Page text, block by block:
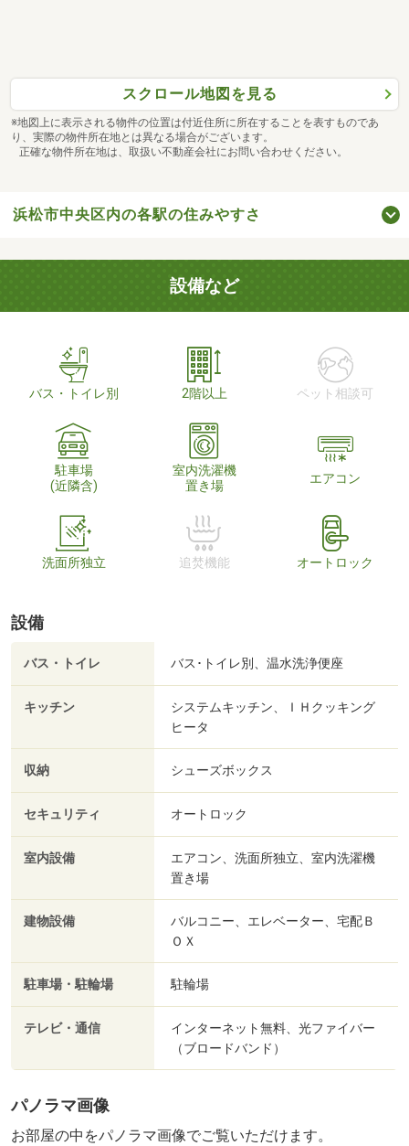
スクロール地図を見る
※地図上に表示される物件の位置は付近住所に所在することを表すものであ
り、実際の物件所在地とは異なる場合がございます。
正確な物件所在地は、取扱い不動産会社にお問い合わせください。
浜松市中央区内の各駅の住みやすさ
設備など
バス・トイレ別 2階以上 ペット相談可
駐車場
(近隣含)
室内洗濯機
置き場
エアコン
洗面所独立 追焚機能 オートロック
設備
バス・トイレ バス･トイレ別、温水洗浄便座
キッチン
システムキッチン、ＩＨクッキング
ヒータ
収納 シューズボックス
セキュリティ オートロック
室内設備
エアコン、洗面所独立、室内洗濯機
置き場
建物設備
バルコニー、エレベーター、宅配Ｂ
ＯＸ
駐車場・駐輪場 駐輪場
テレビ・通信
インターネット無料、光ファイバー
（ブロードバンド）
パノラマ画像
お部屋の中をパノラマ画像でご覧いただけます。